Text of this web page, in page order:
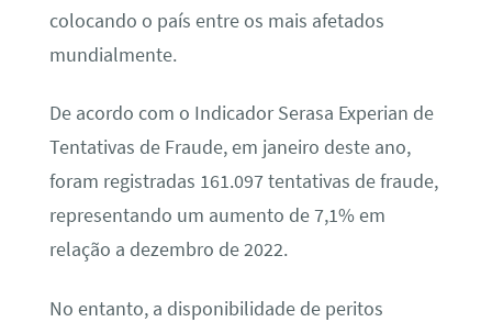
colocando o país entre os mais afetados
mundialmente.
De acordo com o Indicador Serasa Experian de
Tentativas de Fraude, em janeiro deste ano,
foram registradas 161.097 tentativas de fraude,
representando um aumento de 7,1% em
relação a dezembro de 2022.
No entanto, a disponibilidade de peritos